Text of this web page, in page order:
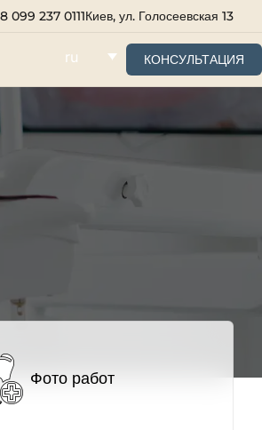
099 237 0111Киев, ул. Голосеевская 13
ru КОНСУЛЬТАЦИЯ
Фото работ